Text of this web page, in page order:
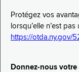
Protégez vos
lorsqu’elle n’est
https://otda.ny.gov/
Donnez-nous votre